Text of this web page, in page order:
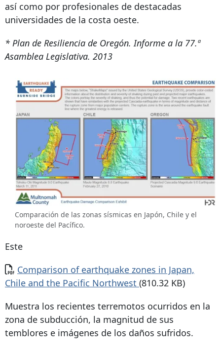
así como por profesionales de destacadas
universidades de la costa oeste.
* Plan de Resiliencia de Oregón. Informe a la 77.ª
Asamblea Legislativa. 2013
Comparación de las zonas sísmicas en Japón, Chile y el
noroeste del Pacífico.
Este
Documento
Comparison of earthquake zones in Japan,
Chile and the Pacific Northwest (810.32 KB)
Muestra los recientes terremotos ocurridos en la
zona de subducción, la magnitud de sus
temblores e imágenes de los daños sufridos.